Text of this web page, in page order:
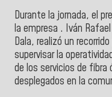
Durante la jornada, el
la empresa . Iván
Dala, realizó un recorrido
supervisar la
de los servicios de fibra
desplegados en la